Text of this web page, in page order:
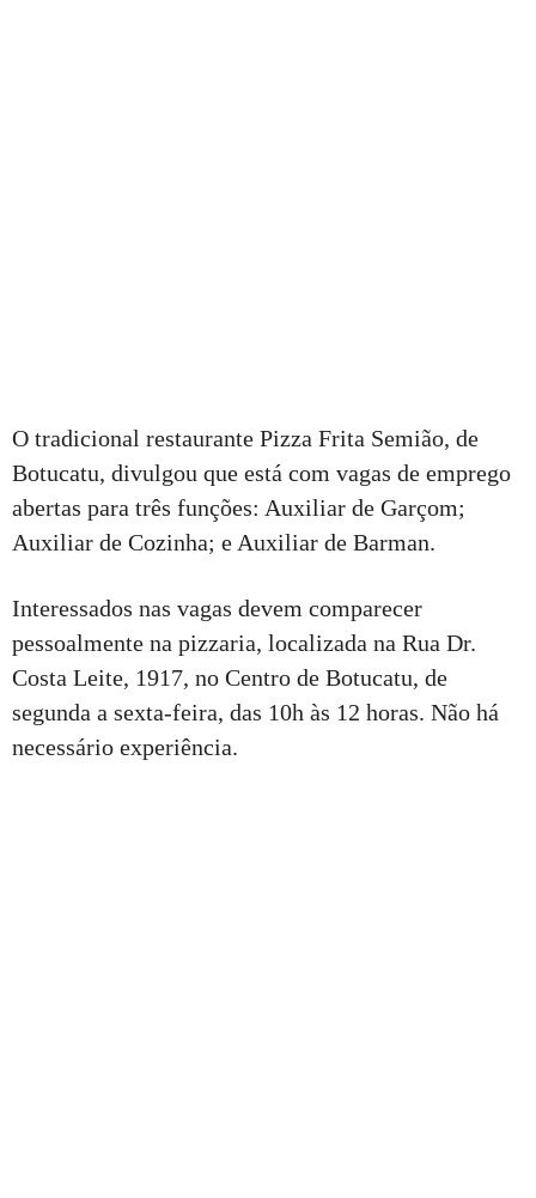
O tradicional restaurante Pizza Frita Semião, de
Botucatu, divulgou que está com vagas de emprego
abertas para três funções: Auxiliar de Garçom;
Auxiliar de Cozinha; e Auxiliar de Barman.
Interessados nas vagas devem comparecer
pessoalmente na pizzaria, localizada na Rua Dr.
Costa Leite, 1917, no Centro de Botucatu, de
segunda a sexta-feira, das 10h às 12 horas. Não há
necessário experiência.